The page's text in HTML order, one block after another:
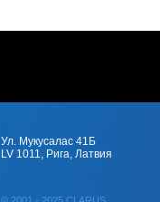
Ул. Мукусалас 41Б
LV 1011, Рига, Латвия